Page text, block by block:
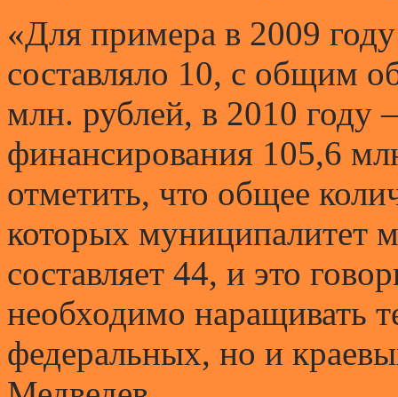
«Для примера в 2009
составляло 10, с общим
млн. рублей, в 2010
финансирования 105,6
отметить, что общее
которых муниципалитет
составляет 44, и это
необходимо наращивать
федеральных, но и